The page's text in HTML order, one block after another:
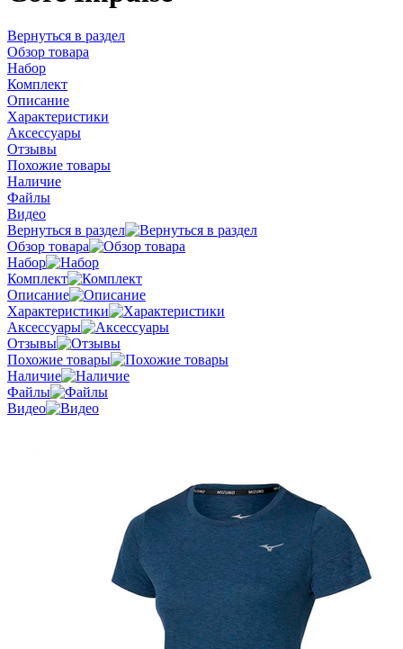
Вернуться в раздел
Обзор товара
Набор
Комплект
Описание
Характеристики
Аксессуары
Отзывы
Похожие товары
Наличие
Файлы
Видео
Вернуться в раздел
Обзор товара
Набор
Комплект
Описание
Характеристики
Аксессуары
Отзывы
Похожие товары
Наличие
Файлы
Видео